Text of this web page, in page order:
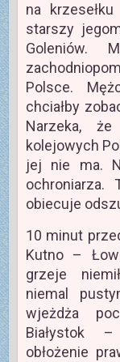
na
starszy
Goleniów.
Polsce.
chciałby
Narzeka,
kolejowych
jej nie ma.
ochroniarza.
obiecuje
10 minut
Kutno –
grzeje
niemal
wjeżdża
Białystok
obłożenie